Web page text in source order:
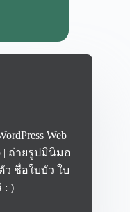
Web
| ถ่ายรูปมินิมอ
ว ชื่อใบบัว ใบ
: )